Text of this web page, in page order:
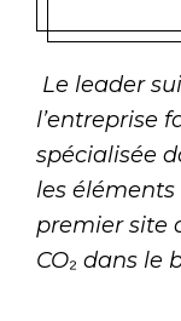
Le leader
l’entreprise
spécialisée
les
premier site
CO₂ dans le